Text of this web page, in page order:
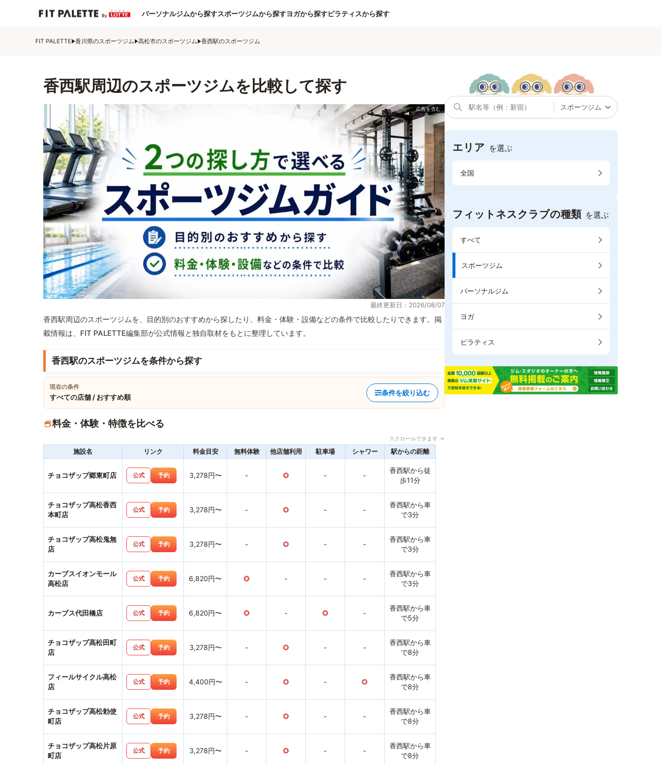
パーソナルジムから探すスポーツジムから探すヨガから探すピラティスから探す
FIT PALETTE 香川県のスポーツジム 高松市のスポーツジム 香西駅のスポーツジム
香西駅周辺のスポーツジムを比較して探す
最終更新日：2026/08/07
香西駅周辺のスポーツジムを、目的別のおすすめから探したり、料金・体験・設備などの条件で比較したりできます。掲
載情報は、FIT PALETTE編集部が公式情報と独自取材をもとに整理しています。
香西駅のスポーツジムを条件から探す
現在の条件
すべての店舗 / おすすめ順
条件を絞り込む
料金・体験・特徴を比べる
スクロールできます →
施設名 リンク 料金目安 無料体験 他店舗利用 駐車場 シャワー 駅からの距離
チョコザップ郷東町店 公式 予約 3,278円〜 - ○ - -
香西駅から徒
歩11分
チョコザップ高松香西
本町店
公式 予約 3,278円〜 - ○ - -
香西駅から車
で3分
チョコザップ高松鬼無
店
公式 予約 3,278円〜 - ○ - -
香西駅から車
で3分
カーブスイオンモール
高松店
公式 予約 6,820円〜 ○ - - -
香西駅から車
で3分
カーブス代田橋店 公式 予約 6,820円〜 ○ - ○ -
香西駅から車
で5分
チョコザップ高松田町
店
公式 予約 3,278円〜 - ○ - -
香西駅から車
で8分
フィールサイクル高松
店
公式 予約 4,400円〜 - ○ - ○
香西駅から車
で8分
チョコザップ高松勅使
町店
公式 予約 3,278円〜 - ○ - -
香西駅から車
で8分
チョコザップ高松片原
町店
公式 予約 3,278円〜 - ○ - -
香西駅から車
で8分
エリア を選ぶ
全国
フィットネスクラブの種類 を選ぶ
すべて
スポーツジム
パーソナルジム
ヨガ
ピラティス